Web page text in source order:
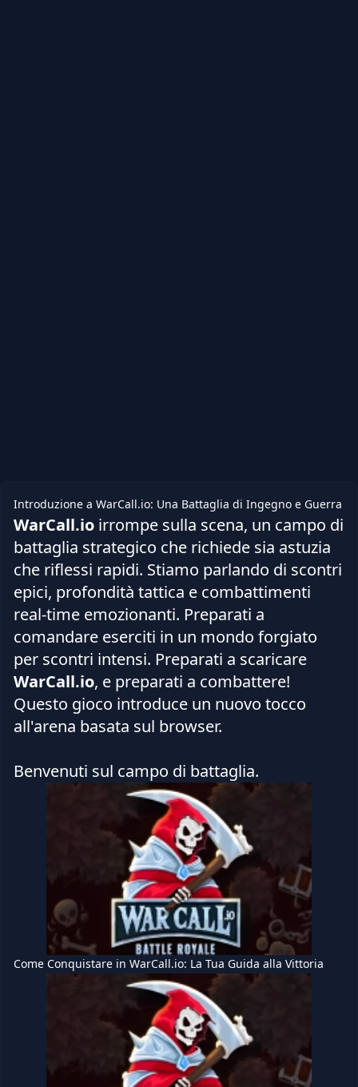
Introduzione a WarCall.io: Una Battaglia di Ingegno e Guerra
WarCall.io irrompe sulla scena, un campo di
battaglia strategico che richiede sia astuzia
che riflessi rapidi. Stiamo parlando di scontri
epici, profondità tattica e combattimenti
real-time emozionanti. Preparati a
comandare eserciti in un mondo forgiato
per scontri intensi. Preparati a scaricare
WarCall.io, e preparati a combattere!
Questo gioco introduce un nuovo tocco
all'arena basata sul browser.
Benvenuti sul campo di battaglia.
Come Conquistare in WarCall.io: La Tua Guida alla Vittoria